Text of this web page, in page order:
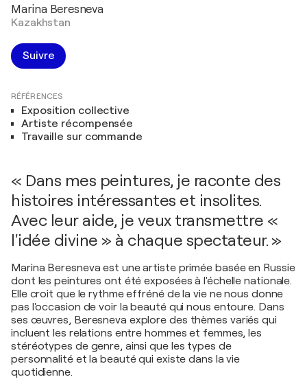
Marina Beresneva
Kazakhstan
Suivre
RÉFÉRENCES
Exposition collective
Artiste récompensée
Travaille sur commande
« Dans mes peintures, je raconte des
histoires intéressantes et insolites.
Avec leur aide, je veux transmettre «
l'idée divine » à chaque spectateur. »
Marina Beresneva est une artiste primée basée en Russie
dont les peintures ont été exposées à l'échelle nationale.
Elle croit que le rythme effréné de la vie ne nous donne
pas l'occasion de voir la beauté qui nous entoure. Dans
ses œuvres, Beresneva explore des thèmes variés qui
incluent les relations entre hommes et femmes, les
stéréotypes de genre, ainsi que les types de
personnalité et la beauté qui existe dans la vie
quotidienne.